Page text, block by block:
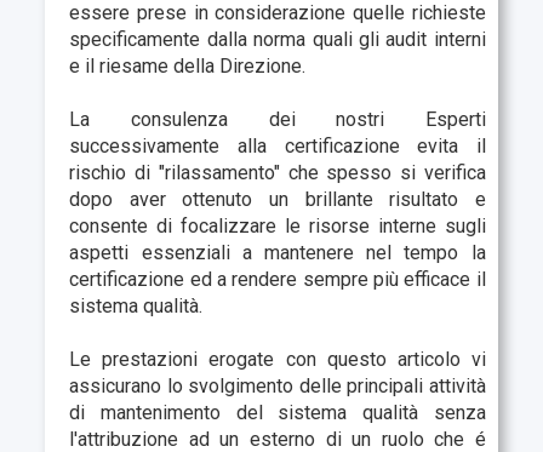
essere prese in considerazione quelle richieste
specificamente dalla norma quali gli audit interni
e il riesame della Direzione.
La consulenza dei nostri Esperti
successivamente alla certificazione evita il
rischio di "rilassamento" che spesso si verifica
dopo aver ottenuto un brillante risultato e
consente di focalizzare le risorse interne sugli
aspetti essenziali a mantenere nel tempo la
certificazione ed a rendere sempre più efficace il
sistema qualità.
Le prestazioni erogate con questo articolo vi
assicurano lo svolgimento delle principali attività
di mantenimento del sistema qualità senza
l'attribuzione ad un esterno di un ruolo che é